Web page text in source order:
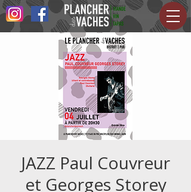
JAZZ Paul Couvreur
et Georges Storey